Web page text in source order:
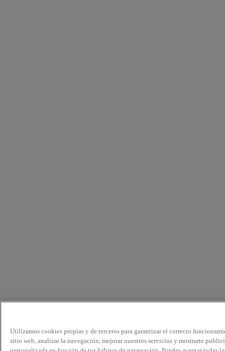
Utilizamos cookies propias y de terceros para garantizar el correcto
sitio web, analizar la navegación, mejorar nuestros servicios y mostrarte